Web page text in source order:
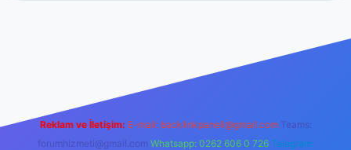
Reklam ve İletişim: E-mail: backlinkpaneli@gmail.com Teams:
forumhizmeti@gmail.com Whatsapp: 0262 606 0 726 Telegram: